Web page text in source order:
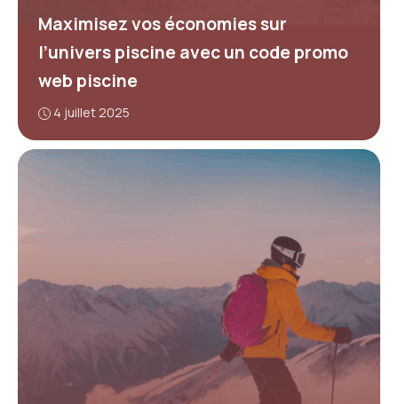
Maximisez vos économies sur
l’univers piscine avec un code promo
web piscine
4 juillet 2025